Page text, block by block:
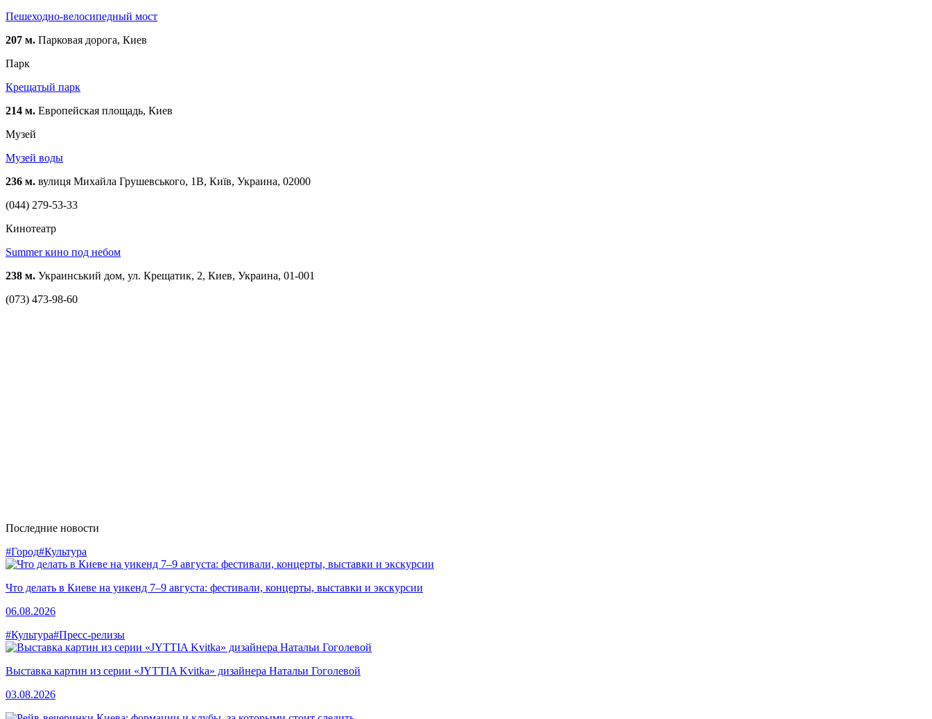
Пешеходно-велосипедный мост
207 м. Парковая дорога, Киев
Парк
Крещатый парк
214 м. Европейская площадь, Киев
Музей
Музей воды
236 м. вулиця Михайла Грушевського, 1В, Київ, Украина, 02000
(044) 279-53-33
Кинотеатр
Summer кино под небом
238 м. Украинський дом, ул. Крещатик, 2, Киев, Украина, 01-001
(073) 473-98-60
Последние новости
#Город#Культура
Что делать в Киеве на уикенд 7–9 августа: фестивали, концерты, выставки и экскурсии
06.08.2026
#Культура#Пресс-релизы
Выставка картин из серии «JYTTIA Kvitka» дизайнера Натальи Гоголевой
03.08.2026